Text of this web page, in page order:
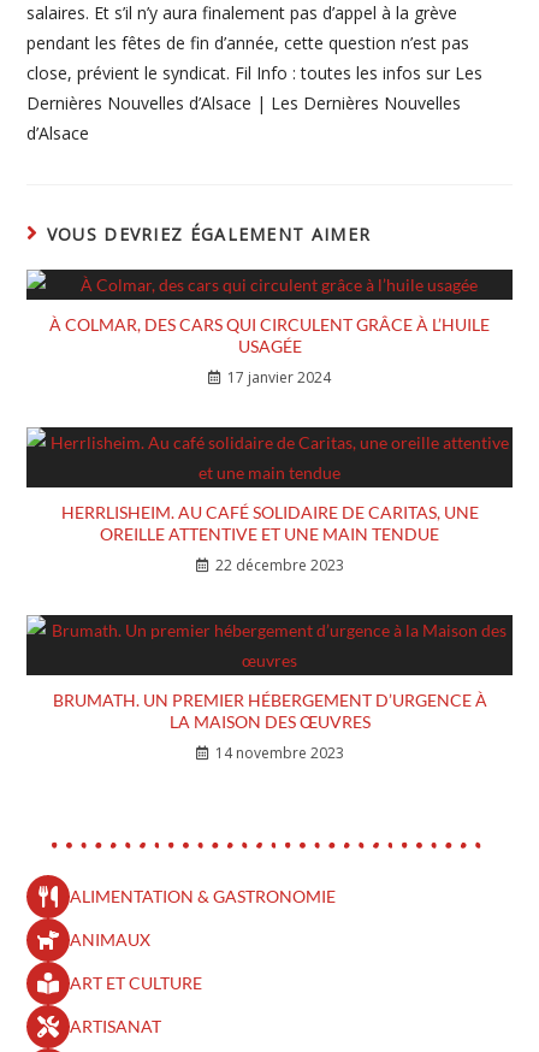
salaires. Et s’il n’y aura finalement pas d’appel à la grève
pendant les fêtes de fin d’année, cette question n’est pas
close, prévient le syndicat. Fil Info : toutes les infos sur Les
Dernières Nouvelles d’Alsace | Les Dernières Nouvelles
d’Alsace
VOUS DEVRIEZ ÉGALEMENT AIMER
À COLMAR, DES CARS QUI CIRCULENT GRÂCE À L’HUILE
USAGÉE
17 janvier 2024
HERRLISHEIM. AU CAFÉ SOLIDAIRE DE CARITAS, UNE
OREILLE ATTENTIVE ET UNE MAIN TENDUE
22 décembre 2023
BRUMATH. UN PREMIER HÉBERGEMENT D’URGENCE À
LA MAISON DES ŒUVRES
14 novembre 2023
ALIMENTATION & GASTRONOMIE
ANIMAUX
ART ET CULTURE
ARTISANAT